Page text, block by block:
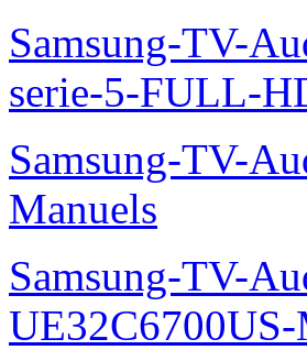
Samsung-TV-
serie-5-FULL-
Samsung-TV-
Manuels
Samsung-TV-
UE32C6700US-